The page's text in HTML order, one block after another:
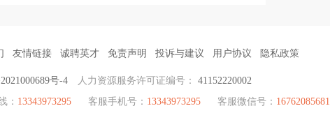
友情链接 诚聘英才 免责声明 投诉与建议 用户协议 隐私政策
号-4 人力资源服务许可证编号： 41152220002
： 13343973295 客服手机号： 13343973295 客服微信号： 16762085681